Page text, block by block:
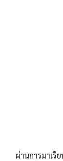
ผ่านการมาเรี